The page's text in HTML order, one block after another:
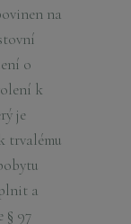
na
o
k
je
trvalému
a
§ 97